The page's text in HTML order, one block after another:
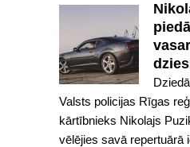
Valsts policijas Rīgas
kārtībnieks Nikolajs
vēlējies savā repertuārā